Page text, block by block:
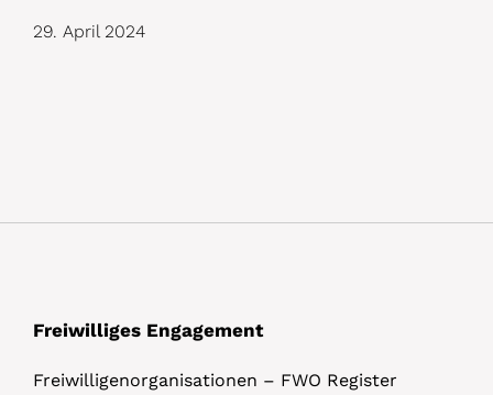
29. April 2024
Freiwilliges Engagement
Freiwilligenorganisationen – FWO Register